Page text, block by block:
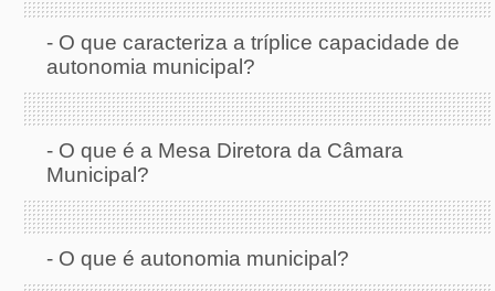
- O que caracteriza a tríplice capacidade de
autonomia municipal?
- O que é a Mesa Diretora da Câmara
Municipal?
- O que é autonomia municipal?